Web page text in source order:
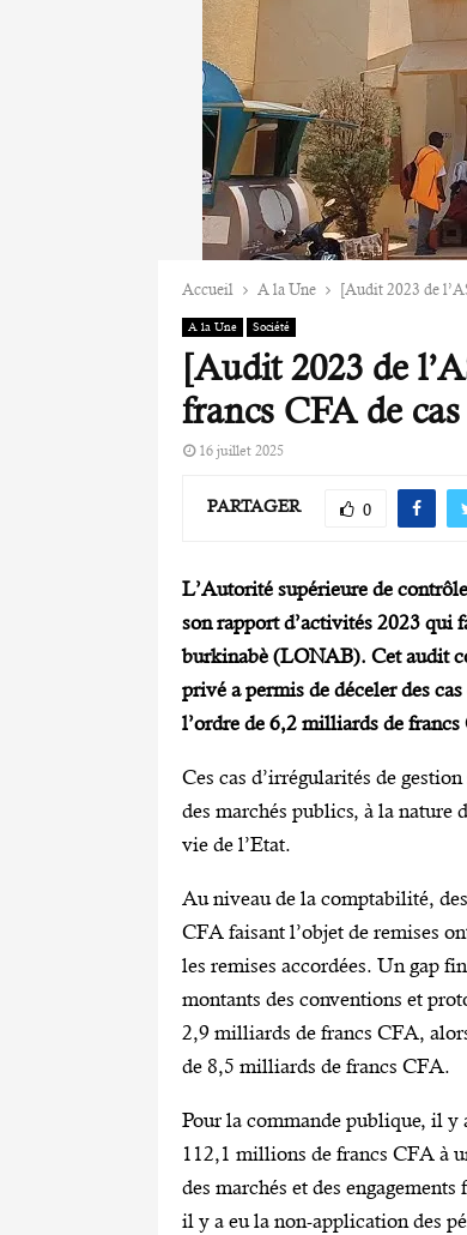
Accueil A la Une [Audit 2023 de
A la Une Société
[Audit 2023 de
francs CFA de
16 juillet 2025
PARTAGER 0
L’Autorité supérieure de
son rapport d’activités 2023 qui
burkinabè (LONAB). Cet audit
privé a permis de déceler des
l’ordre de 6,2 milliards de francs
Ces cas d’irrégularités de
des marchés publics, à la nature
vie de l’Etat.
Au niveau de la comptabilité,
CFA faisant l’objet de remises
les remises accordées. Un gap
montants des conventions et
2,9 milliards de francs CFA,
de 8,5 milliards de francs CFA.
Pour la commande publique, il y
112,1 millions de francs CFA à
des marchés et des
il y a eu la non-application des